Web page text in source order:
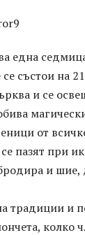
една
състои на
и се
от
пазят при
и
традиции и
колко